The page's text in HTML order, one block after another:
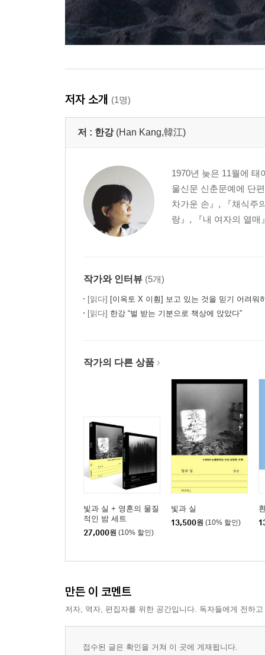
저자 소개 (1명)
저 : 한강 (Han Kang,韓江)
1970년 늦은 11월에
울신문 신춘문예에 단
차가운 손』, 『채식주
랑』, 『내 여자의 열매
작가와 인터뷰 (5개)
[읽다] [이옥토 X 이훤] 보고 있는 것을 믿기 어려워
[읽다] 한강 “벌 받는 기분으로 책상에 앉았다”
작가의 다른 상품
빛과 실 + 영혼의 물질
적인 밤 세트
27,000원 (10% 할인)
빛과 실
13,500원 (10% 할인)
만든 이 코멘트
저자, 역자, 편집자를 위한 공간입니다. 독자들에게 전하
접수된 글은 확인을 거쳐 이 곳에 게재됩니다.